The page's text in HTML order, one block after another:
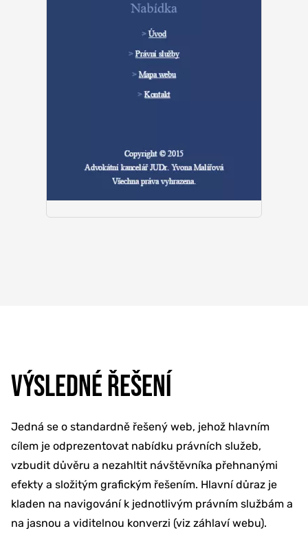
VÝSLEDNÉ ŘEŠENÍ
Jedná se o standardně řešený web, jehož hlavním
cílem je odprezentovat nabídku právních služeb,
vzbudit důvěru a nezahltit návštěvníka přehnanými
efekty a složitým grafickým řešením. Hlavní důraz je
kladen na navigování k jednotlivým právním službám a
na jasnou a viditelnou konverzi (viz záhlaví webu).